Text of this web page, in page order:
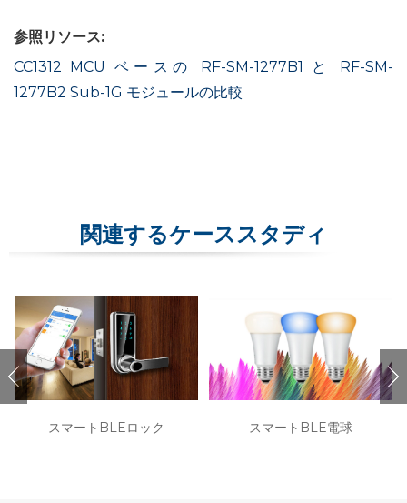
参照リソース:
CC1312 MCU ベースの RF-SM-1277B1 と RF-SM-
1277B2 Sub-1G モジュールの比較
関連するケーススタディ
スマートBLEロック スマートBLE電球